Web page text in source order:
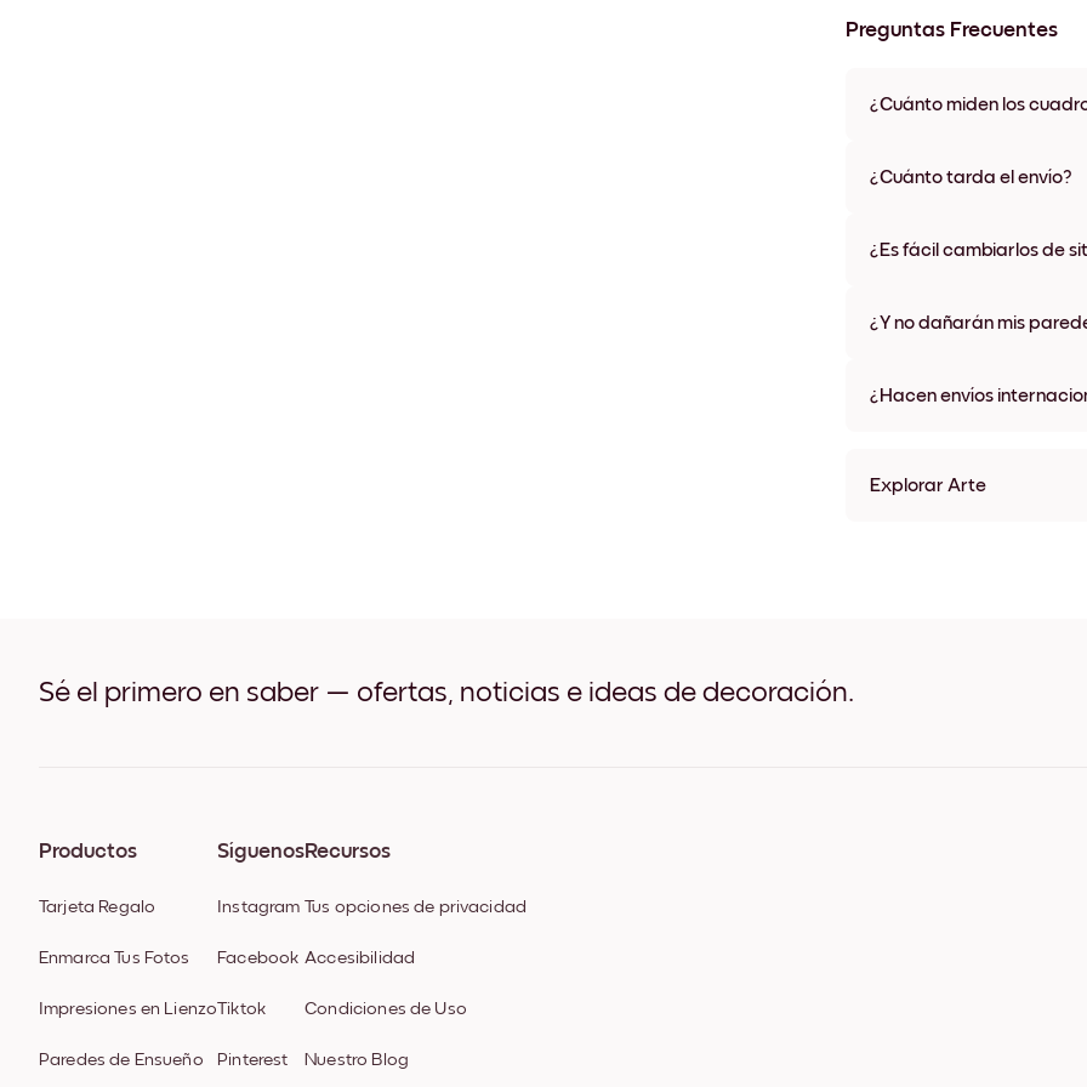
Preguntas Frecuentes
¿Cuánto miden los
materiales y colores de
¿Cuánto tarda el envío?
algunos países. Te
¿Es fácil cambiarlos de
¿Y no dañarán mis
¿Hacen envíos
Explorar Arte
Sé el primero en saber — ofertas, noticias e ideas de decoración.
Productos
Tarjeta Regalo
Enmarca Tus Fotos
Impresiones en Lienzo
Paredes de Ensueño
Síguenos
Instagram
Facebook
Tiktok
Pinterest
Recursos
Tus opciones de privacidad
Accesibilidad
Condiciones de Uso
Nuestro Blog